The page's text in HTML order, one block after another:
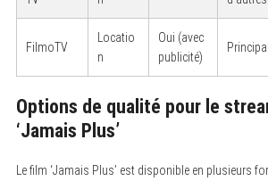
FilmoTV
Locatio
n
Oui (avec
publicité)
Options de qualité pour le
‘Jamais Plus’
Le film ‘Jamais Plus’ est disponible en plusieurs